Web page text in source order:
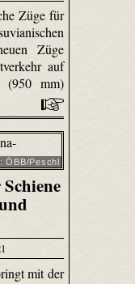
Züge für
Züge
auf
(950 mm)
ÖBB/Peschl
mit der